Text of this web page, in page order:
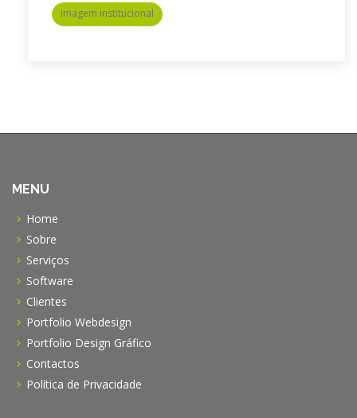
imagem institucional
MENU
Home
Sobre
Serviços
Software
Clientes
Portfolio Webdesign
Portfolio Design Gráfico
Contactos
Política de Privacidade